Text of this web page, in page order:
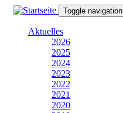
Direkt
Toggle navigation
Aktuelles
2026
2025
2024
2023
2022
2021
2020